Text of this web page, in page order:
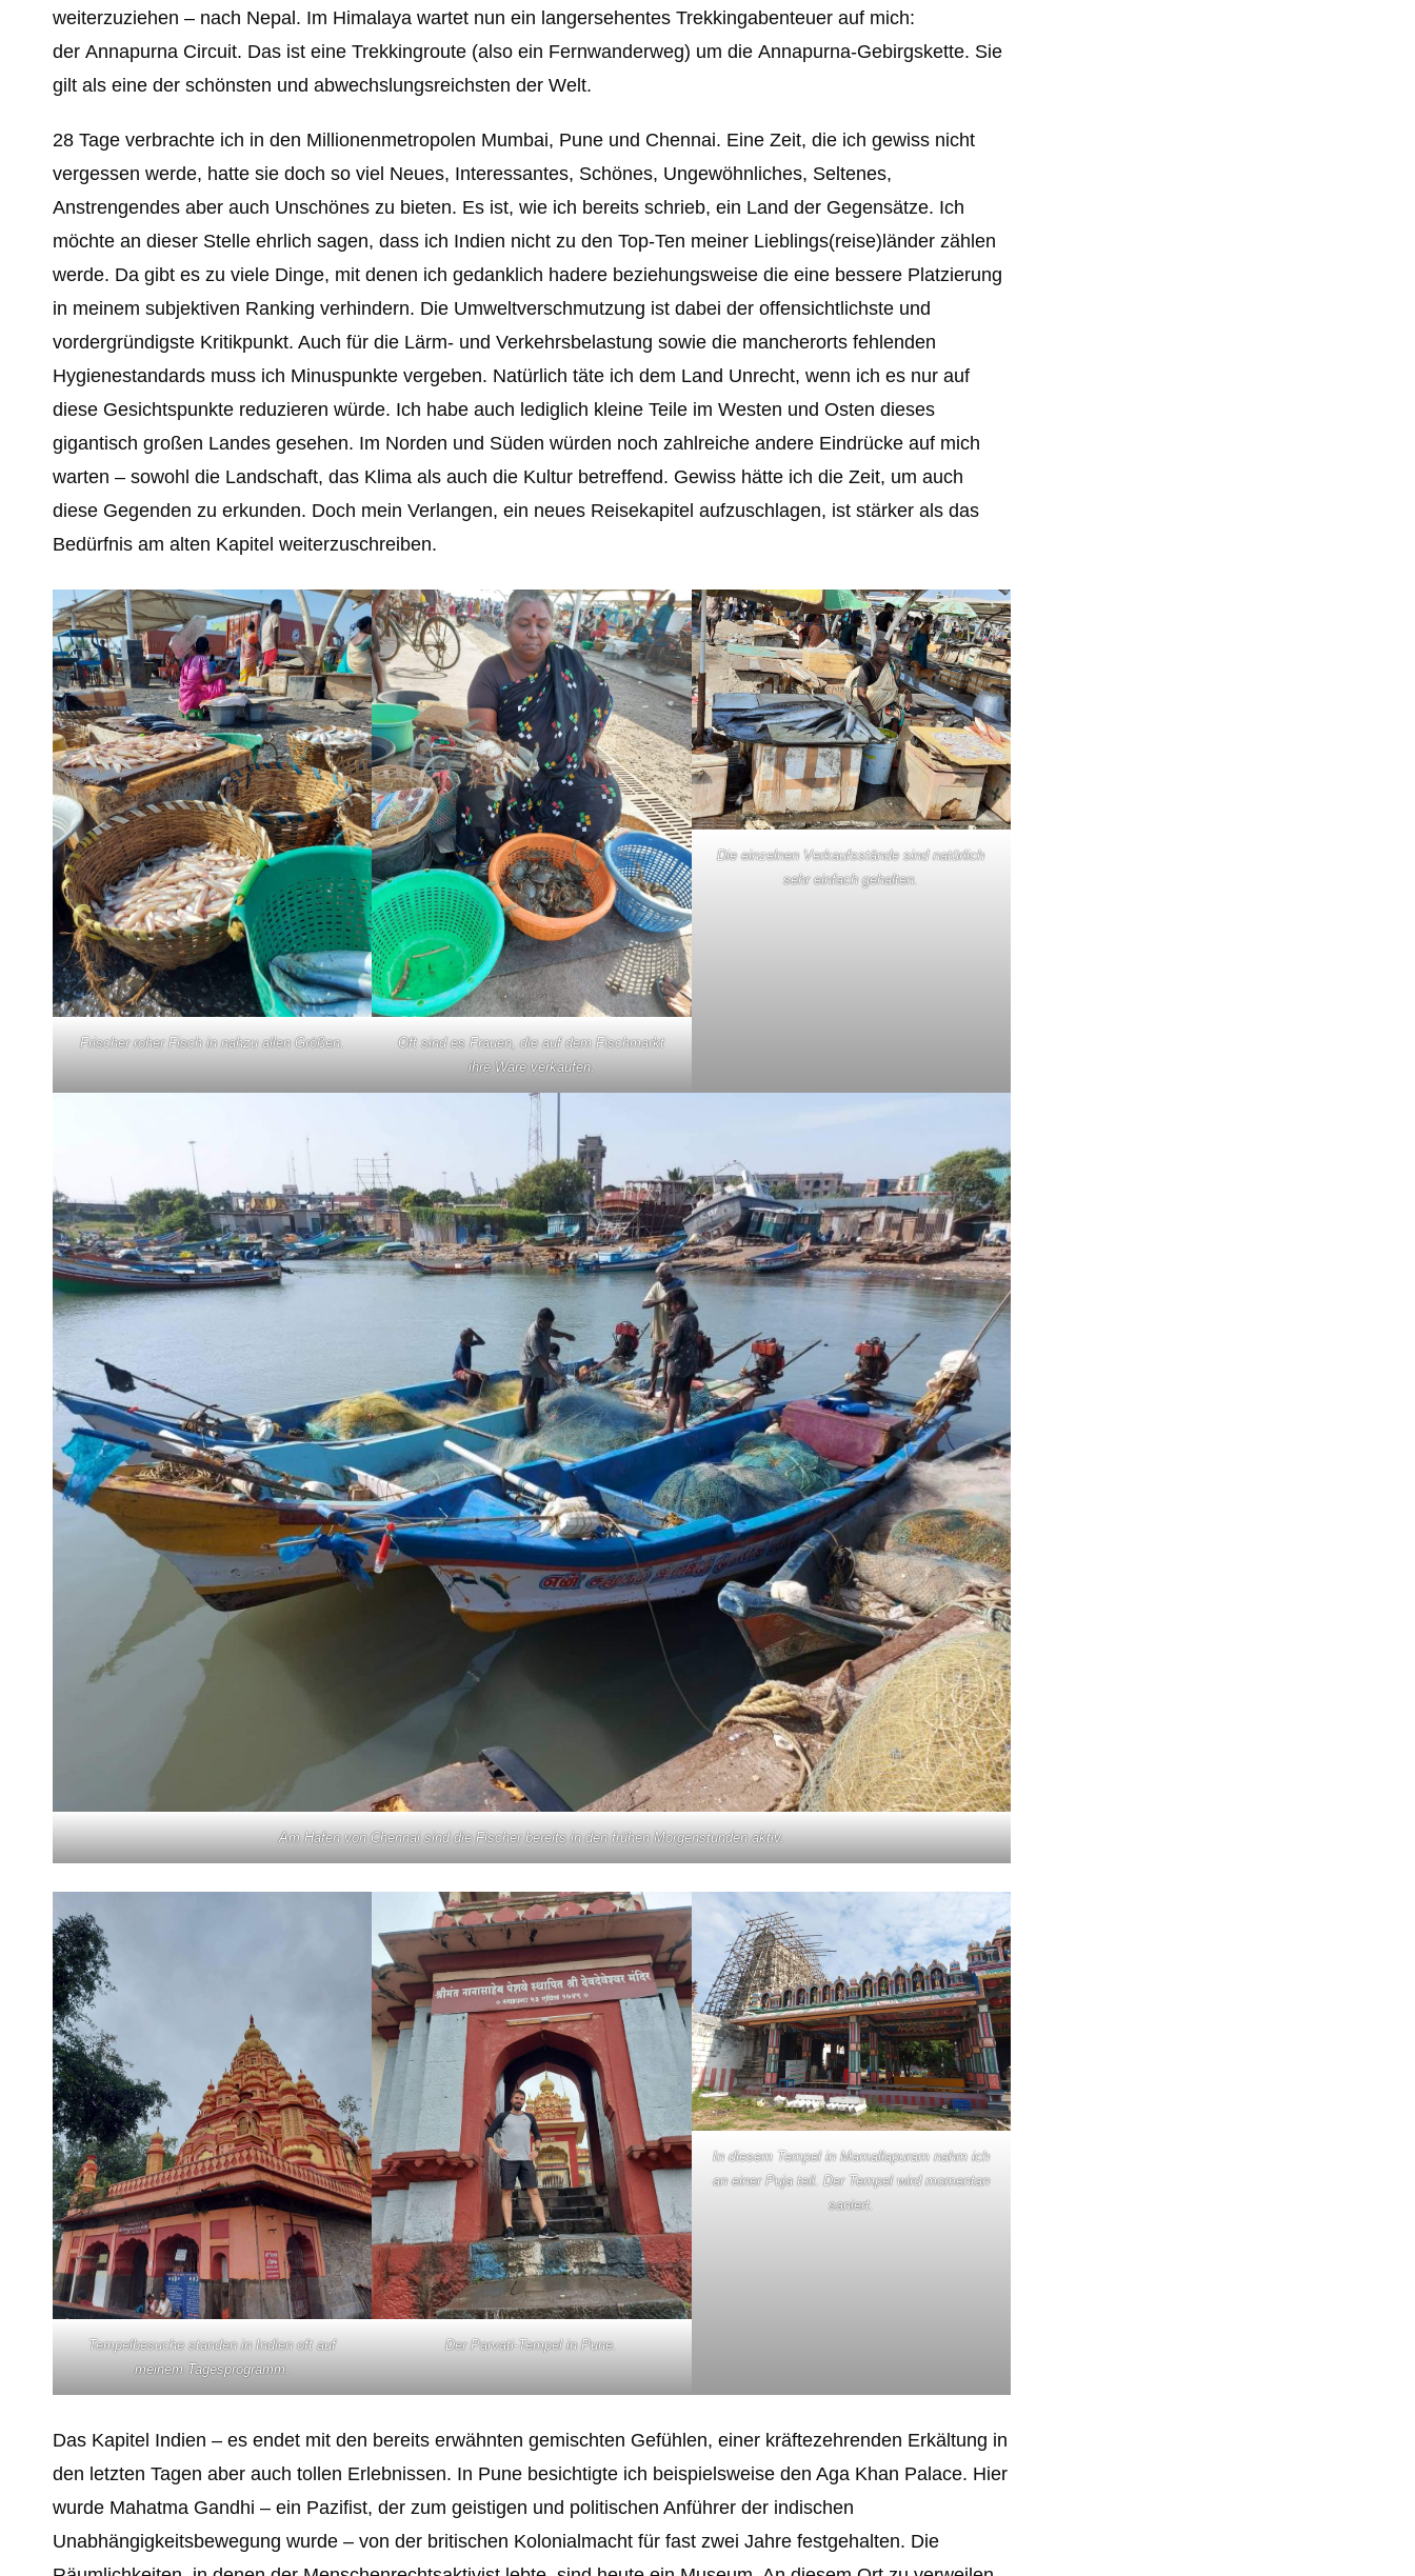
weiterzuziehen – nach Nepal. Im Himalaya wartet nun ein langersehentes Trekkingabenteuer auf mich:
der Annapurna Circuit. Das ist eine Trekkingroute (also ein Fernwanderweg) um die Annapurna-Gebirgskette. Sie
gilt als eine der schönsten und abwechslungsreichsten der Welt.
28 Tage verbrachte ich in den Millionenmetropolen Mumbai, Pune und Chennai. Eine Zeit, die ich gewiss nicht
vergessen werde, hatte sie doch so viel Neues, Interessantes, Schönes, Ungewöhnliches, Seltenes,
Anstrengendes aber auch Unschönes zu bieten. Es ist, wie ich bereits schrieb, ein Land der Gegensätze. Ich
möchte an dieser Stelle ehrlich sagen, dass ich Indien nicht zu den Top-Ten meiner Lieblings(reise)länder zählen
werde. Da gibt es zu viele Dinge, mit denen ich gedanklich hadere beziehungsweise die eine bessere Platzierung
in meinem subjektiven Ranking verhindern. Die Umweltverschmutzung ist dabei der offensichtlichste und
vordergründigste Kritikpunkt. Auch für die Lärm- und Verkehrsbelastung sowie die mancherorts fehlenden
Hygienestandards muss ich Minuspunkte vergeben. Natürlich täte ich dem Land Unrecht, wenn ich es nur auf
diese Gesichtspunkte reduzieren würde. Ich habe auch lediglich kleine Teile im Westen und Osten dieses
gigantisch großen Landes gesehen. Im Norden und Süden würden noch zahlreiche andere Eindrücke auf mich
warten – sowohl die Landschaft, das Klima als auch die Kultur betreffend. Gewiss hätte ich die Zeit, um auch
diese Gegenden zu erkunden. Doch mein Verlangen, ein neues Reisekapitel aufzuschlagen, ist stärker als das
Bedürfnis am alten Kapitel weiterzuschreiben.
Frischer roher Fisch in nahzu allen Größen.
Oft sind es Frauen, die auf dem Fischmarkt
ihre Ware verkaufen.
Die einzelnen Verkaufsstände sind natürlich
sehr einfach gehalten.
Am Hafen von Chennai sind die Fischer bereits in den frühen Morgenstunden aktiv.
Tempelbesuche standen in Indien oft auf
meinem Tagesprogramm.
Der Parvati-Tempel in Pune.
In diesem Tempel in Mamallapuram nahm ich
an einer Puja teil. Der Tempel wird momentan
saniert.
Das Kapitel Indien – es endet mit den bereits erwähnten gemischten Gefühlen, einer kräftezehrenden Erkältung in
den letzten Tagen aber auch tollen Erlebnissen. In Pune besichtigte ich beispielsweise den Aga Khan Palace. Hier
wurde Mahatma Gandhi – ein Pazifist, der zum geistigen und politischen Anführer der indischen
Unabhängigkeitsbewegung wurde – von der britischen Kolonialmacht für fast zwei Jahre festgehalten. Die